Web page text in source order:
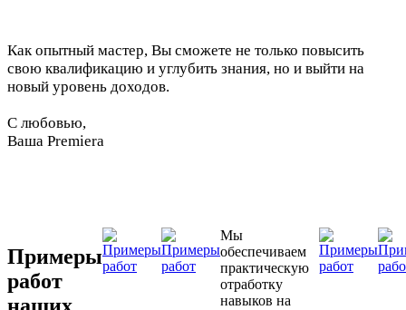
Как опытный мастер, Вы сможете не только повысить
свою квалификацию и углубить знания, но и выйти на
новый уровень доходов.
С любовью,
Ваша Premiera
Примеры
работ
Мы
обеспечиваем
практическую
отработку
навыков на